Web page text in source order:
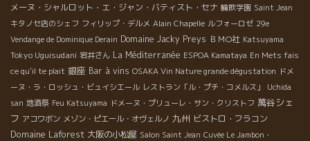
メーヌ・シャルロット・エ・ジャン・バティスト・セナ 輪飲学園 Saint Jean
キタノセ店のシェフ フィリップ・デルメ Alain Chapelle ルフォーロゼ 29e
Vendange de Dominique Derain Domaine Jacky Preys ＢＭО社 Katsuyama
Tokyo Uguisudani 岩井さん La Méditerranée ESPOA Kamataya En Mets fais
ce qu'il te plait 銀座 Bar à vins OSAKA Vin Nature grande dégustation ドメ
ーヌ・ラ・ロッシュ・ビュイシエール レストラン「ル・プチ・コメルス」
Uchida
san 地酒祭 Feu Katsuyama ドメーヌ・プリューレ・サン・クリストフ 萬谷シェ
フ アコワボン メゾン・ピエール・オヴェルノ 九州 ビストロ・フラコン
Domaine Laforest 大阪の小松屋 Salon Saint Jean Cuvée Le Jambon・